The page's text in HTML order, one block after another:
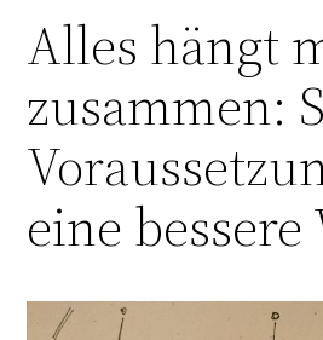
Alles hängt
zusammen:
eine bessere